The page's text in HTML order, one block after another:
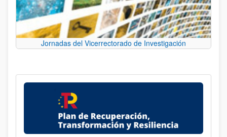
Jornadas del Vicerrectorado de Investigación